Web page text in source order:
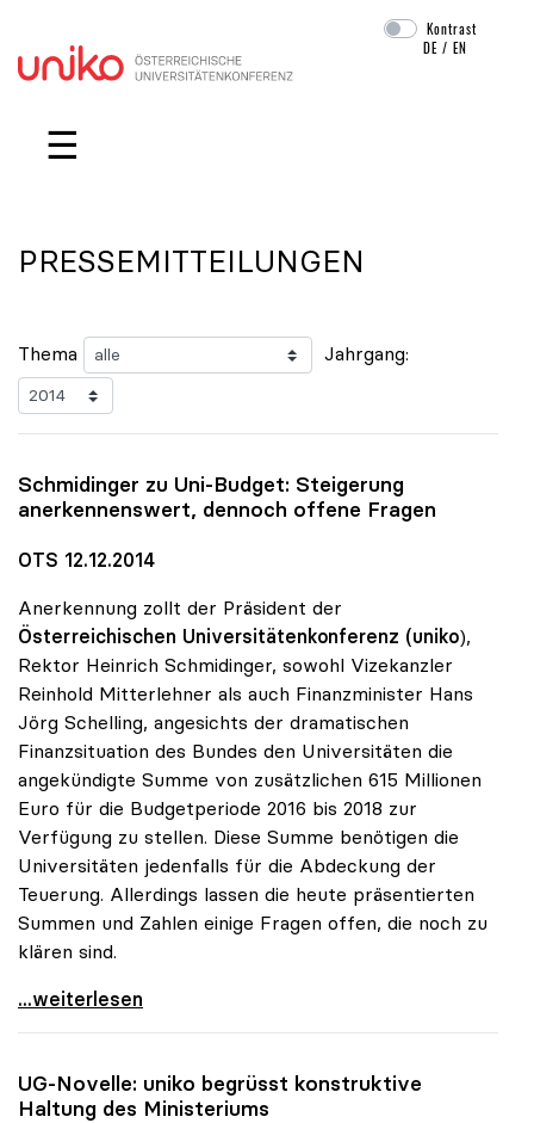
Navigation überspringen
Kontrast
DE /EN
☰
PRESSEMITTEILUNGEN
Thema Jahrgang:
Schmidinger zu Uni-Budget: Steigerung
anerkennenswert, dennoch offene Fragen
OTS 12.12.2014
Anerkennung zollt der Präsident der
Österreichischen Universitätenkonferenz (uniko),
Rektor Heinrich Schmidinger, sowohl Vizekanzler
Reinhold Mitterlehner als auch Finanzminister Hans
Jörg Schelling, angesichts der dramatischen
Finanzsituation des Bundes den Universitäten die
angekündigte Summe von zusätzlichen 615 Millionen
Euro für die Budgetperiode 2016 bis 2018 zur
Verfügung zu stellen. Diese Summe benötigen die
Universitäten jedenfalls für die Abdeckung der
Teuerung. Allerdings lassen die heute präsentierten
Summen und Zahlen einige Fragen offen, die noch zu
klären sind.
Schmidinger zu Uni-Budget: Steigerung
...weiterlesen
UG-Novelle: uniko begrüsst konstruktive
Haltung des Ministeriums